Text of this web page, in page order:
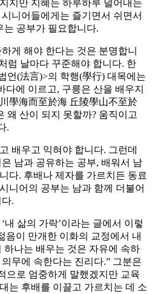
지만 지혜는 하루하루 덜어내는
니어들에게는 즐기면서 쉬면서
는 공부가 필요합니다.
게 해야 한다는 것은 분명합니
럼 날마다 꾸준해야 합니다. 한
언(法言)>의 학행(學行) 대목에는
다에 이르고, 구릉은 산을 배우지
學海而至於海 丘陵學山不至於
왜 산이 되지 못할까? 움직이고
.
배우고 익혀야 합니다. 그런데
남과 공유하는 공부, 배워서 남
다. 후배나 제자를 가르치든 동료
니어의 공부는 남과 함께 더불어
.
내 삶의 가락’이라는 글에서 이렇
음이 만개한 이화의 교정에서 내
하나는 배우는 것은 자유에 속하
무에 속한다는 진리다.” 그분은
으로 엄중하게 말했겠지만 교육
는 후배를 이끌고 가르치는 데 소